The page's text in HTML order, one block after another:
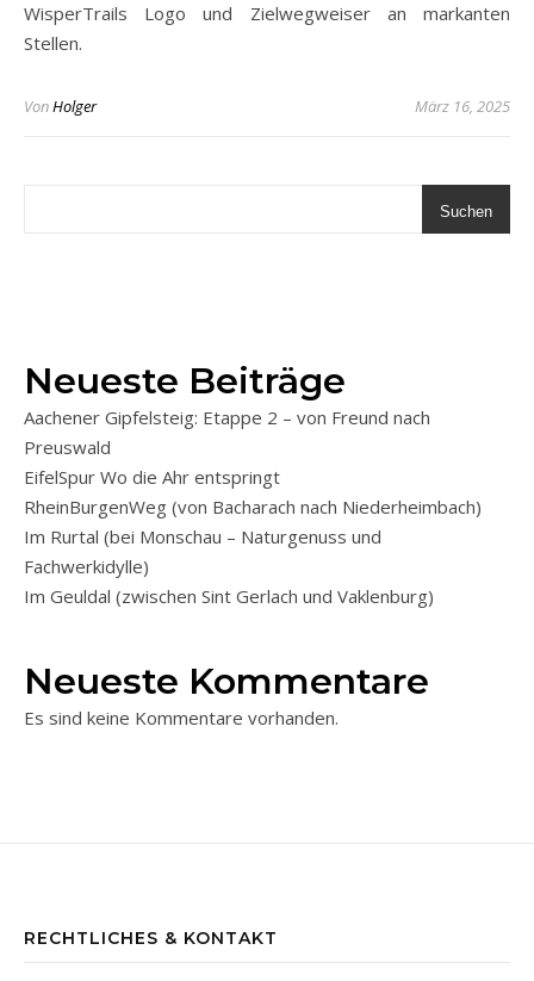
WisperTrails Logo und Zielwegweiser an markanten
Stellen.
VonHolger März 16, 2025
Suchen
Neueste Beiträge
Aachener Gipfelsteig: Etappe 2 – von Freund nach
Preuswald
EifelSpur Wo die Ahr entspringt
RheinBurgenWeg (von Bacharach nach Niederheimbach)
Im Rurtal (bei Monschau – Naturgenuss und
Fachwerkidylle)
Im Geuldal (zwischen Sint Gerlach und Vaklenburg)
Neueste Kommentare
Es sind keine Kommentare vorhanden.
RECHTLICHES & KONTAKT